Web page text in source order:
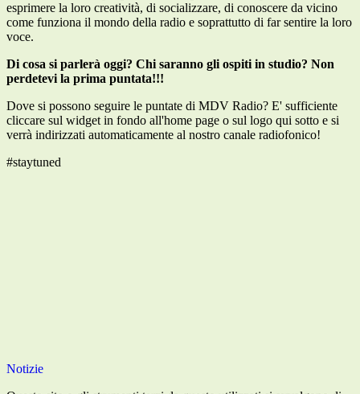
esprimere la loro creatività, di socializzare, di conoscere da vicino
come funziona il mondo della radio e soprattutto di far sentire la loro
voce.
Di cosa si parlerà oggi? Chi saranno gli ospiti in studio? Non
perdetevi la prima puntata!!!
Dove si possono seguire le puntate di MDV Radio? E' sufficiente
cliccare sul widget in fondo all'home page o sul logo qui sotto e si
verrà indirizzati automaticamente al nostro canale radiofonico!
#staytuned
Notizie